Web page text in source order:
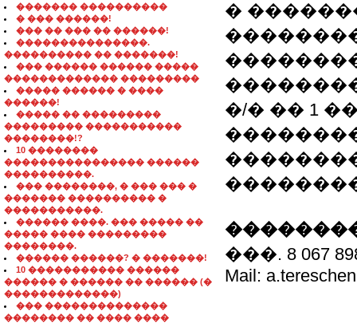
������� ����������
� ��� ������!
��� �� ��� �� ������!
���������������.
���������� �� �������!
��� ������ ������ �����
������������� ���������
����� ������ � ����
������!
����� �� ���������
��������� �����������
��������!?
10 ��������
���������������� ������
����������.
��� ��������, � ��� ��� �
������� ���������� �
�����������.
������ ����. ��� ����� ��
����� ���� ���������
��������.
������ ������? � �������!
10 ����������� ������
������ � ������ �� ������ (�
�������������)
��� ��������������
�������� �� ���� ����
�
�/� �� 1
��������. �-
���. 8 067
Mail: